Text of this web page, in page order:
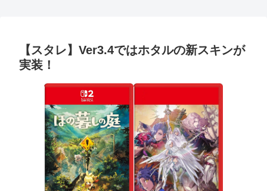
【スタレ】Ver3.4ではホタルの新スキンが
実装！